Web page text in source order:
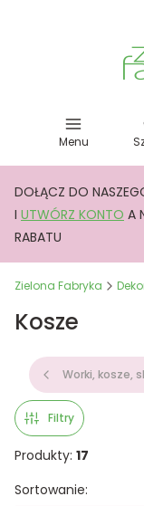
Menu
DOŁĄCZ DO
I UTWÓRZ KONTO A
RABATU
Zielona Fabryka
Kosze
Worki, kosze,
Filtry
Produkty: 17
Lista
Sortowanie: